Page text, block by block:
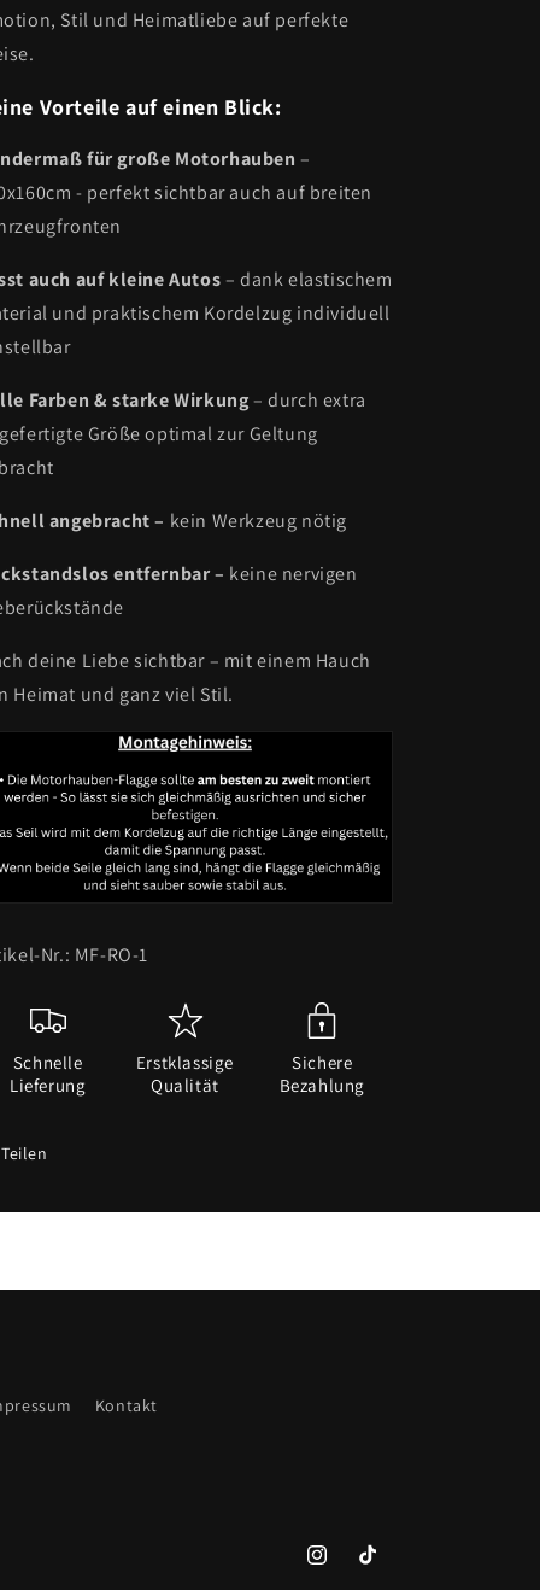
Stil und Heimatliebe auf perfekte
Vorteile auf einen Blick:
für große Motorhauben –
- perfekt sichtbar auch auf breiten
auch auf kleine Autos– dank elastischem
und praktischem Kordelzug individuell
Farben & starke Wirkung– durch extra
Größe optimal zur Geltung
angebracht – kein Werkzeug nötig
entfernbar – keine nervigen
deine Liebe sichtbar – mit einem Hauch
Heimat und ganz viel Stil.
Nr.: MF-RO-1
Schnelle
Lieferung
Erstklassige
Qualität
Sichere
Bezahlung
Teilen
Kontakt
InstagramTikTok